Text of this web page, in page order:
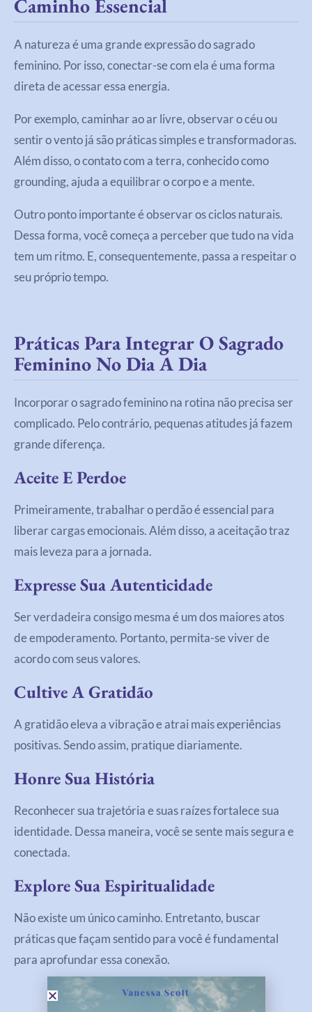
Caminho Essencial
A natureza é uma grande expressão do sagrado
feminino. Por isso, conectar-se com ela é uma forma
direta de acessar essa energia.
Por exemplo, caminhar ao ar livre, observar o céu ou
sentir o vento já são práticas simples e transformadoras.
Além disso, o contato com a terra, conhecido como
grounding, ajuda a equilibrar o corpo e a mente.
Outro ponto importante é observar os ciclos naturais.
Dessa forma, você começa a perceber que tudo na vida
tem um ritmo. E, consequentemente, passa a respeitar o
seu próprio tempo.
Práticas Para Integrar O Sagrado
Feminino No Dia A Dia
Incorporar o sagrado feminino na rotina não precisa ser
complicado. Pelo contrário, pequenas atitudes já fazem
grande diferença.
Aceite E Perdoe
Primeiramente, trabalhar o perdão é essencial para
liberar cargas emocionais. Além disso, a aceitação traz
mais leveza para a jornada.
Expresse Sua Autenticidade
Ser verdadeira consigo mesma é um dos maiores atos
de empoderamento. Portanto, permita-se viver de
acordo com seus valores.
Cultive A Gratidão
A gratidão eleva a vibração e atrai mais experiências
positivas. Sendo assim, pratique diariamente.
Honre Sua História
Reconhecer sua trajetória e suas raízes fortalece sua
identidade. Dessa maneira, você se sente mais segura e
conectada.
Explore Sua Espiritualidade
Não existe um único caminho. Entretanto, buscar
práticas que façam sentido para você é fundamental
para aprofundar essa conexão.